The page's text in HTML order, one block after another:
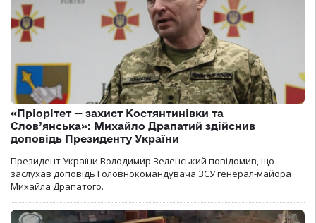
«Пріорітет — захист Костянтинівки та
Слов’янська»: Михайло Драпатий здійснив
доповідь Президенту України
Президент України Володимир Зеленський повідомив, що
заслухав доповідь Головнокомандувача ЗСУ генерал-майора
Михайла Драпатого.